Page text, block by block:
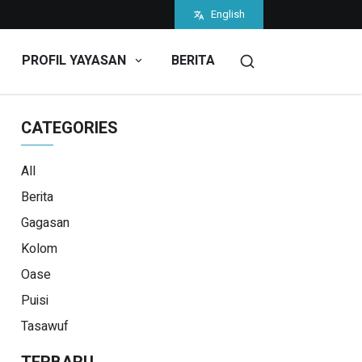
English
PROFIL YAYASAN BERITA
CATEGORIES
All
Berita
Gagasan
Kolom
Oase
Puisi
Tasawuf